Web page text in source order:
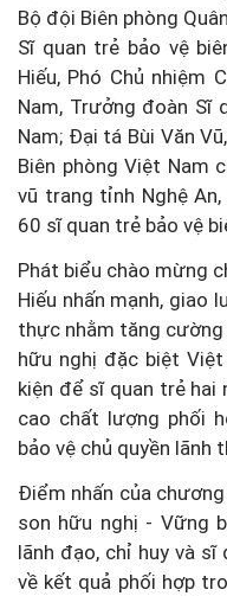
Bộ đội Biên phòng
Sĩ quan trẻ bảo vệ
Hiếu, Phó Chủ nhiệm
Nam, Trưởng đoàn Sĩ
Nam; Đại tá Bùi Văn
Biên phòng Việt Nam
vũ trang tỉnh Nghệ
60 sĩ quan trẻ bảo vệ
Phát biểu chào mừng
Hiếu nhấn mạnh, giao
thực nhằm tăng
hữu nghị đặc biệt
kiện để sĩ quan trẻ hai
cao chất lượng phối
bảo vệ chủ quyền lãnh
Điểm nhấn của
son hữu nghị - Vững
lãnh đạo, chỉ huy và
về kết quả phối hợp